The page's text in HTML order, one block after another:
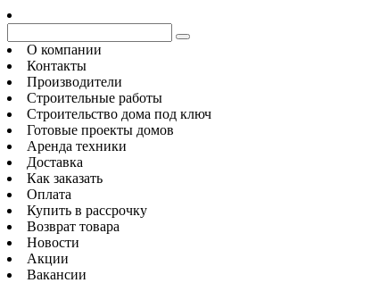
О компании
Контакты
Производители
Строительные работы
Строительство дома под ключ
Готовые проекты домов
Аренда техники
Доставка
Как заказать
Оплата
Купить в рассрочку
Возврат товара
Новости
Акции
Вакансии